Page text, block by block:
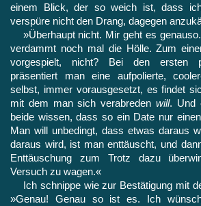
einem Blick, der so weich ist, dass
verspüre nicht den Drang, dagegen
»Überhaupt nicht. Mir geht es
verdammt noch mal die Hölle. Zum
vor­gespielt, nicht? Bei den ersten
präsentiert man eine aufpolierte,
selbst, immer vo­rausgesetzt, es findet
mit dem man sich verabreden will. Und
beide wissen, dass so ein Date nur
Man will unbedingt, dass etwas daraus
daraus wird, ist man ent­täuscht, und
Enttäuschung zum Trotz dazu
Versuch zu wagen.«
Ich schnippe wie zur Bestätigung mit
»Genau! Genau so ist es. Ich